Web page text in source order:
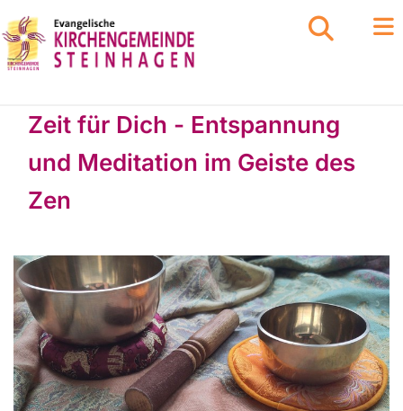
Zeit für Dich - Entspannung
und Meditation im Geiste des
Zen